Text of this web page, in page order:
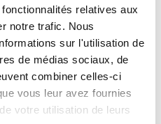
relatives aux
notre trafic. Nous
sur l'utilisation de
de médias sociaux, de
combiner celles-ci
vous leur avez fournies
votre utilisation de leurs
de travail, l’employeur n’est
de leur contrat de
entre le jour de la saisine
ou le médecin du travail
décision de la Commission
ou, le cas échéant, la